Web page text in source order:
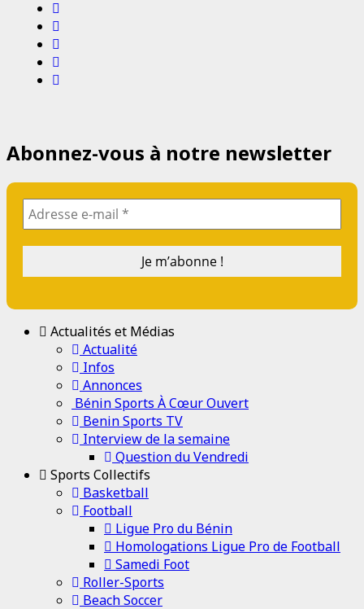
Abonnez-vous à notre newsletter
Actualités et Médias
Actualité
Infos
Annonces
Bénin Sports À Cœur Ouvert
Benin Sports TV
Interview de la semaine
Question du Vendredi
Sports Collectifs
Basketball
Football
Ligue Pro du Bénin
Homologations Ligue Pro de Football
Samedi Foot
Roller-Sports
Beach Soccer